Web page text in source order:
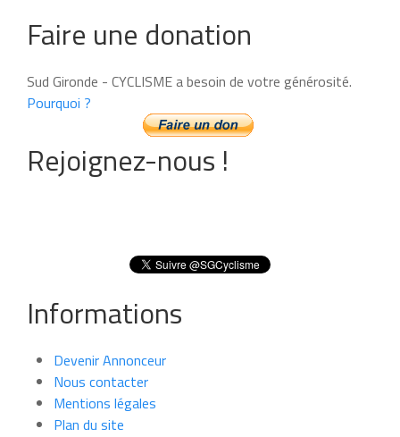
Faire une donation
Sud Gironde - CYCLISME a besoin de votre générosité.
Pourquoi ?
Rejoignez-nous !
Informations
Devenir Annonceur
Nous contacter
Mentions légales
Plan du site